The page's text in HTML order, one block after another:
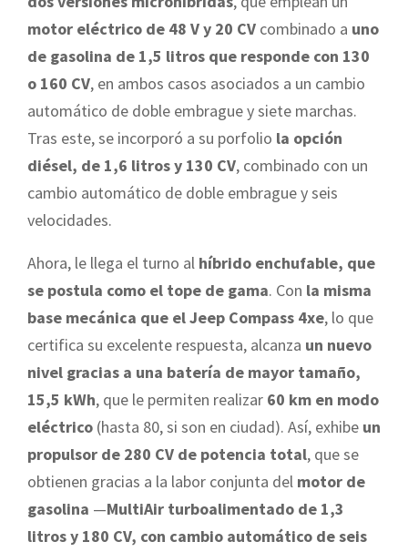
motor eléctrico de 48 V y 20 CV combinado a uno
de gasolina de 1,5 litros que responde con 130
o 160 CV, en ambos casos asociados a un cambio
automático de doble embrague y siete marchas.
Tras este, se incorporó a su porfolio la opción
diésel, de 1,6 litros y 130 CV, combinado con un
cambio automático de doble embrague y seis
velocidades.
Ahora, le llega el turno al híbrido enchufable, que
se postula como el tope de gama. Con la misma
base mecánica que el Jeep Compass 4xe, lo que
certifica su excelente respuesta, alcanza un nuevo
nivel gracias a una batería de mayor tamaño,
15,5 kWh, que le permiten realizar 60 km en modo
eléctrico (hasta 80, si son en ciudad). Así, exhibe un
propulsor de 280 CV de potencia total, que se
obtienen gracias a la labor conjunta del motor de
gasolina —MultiAir turboalimentado de 1,3
litros y 180 CV, con cambio automático de seis